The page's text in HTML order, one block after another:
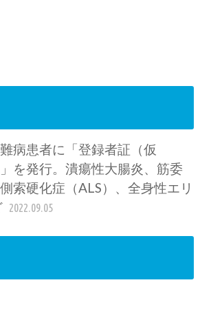
病患者に「登録者証（仮
を発行。潰瘍性大腸炎、筋委
索硬化症（ALS）、全身性エリ
2022.09.05